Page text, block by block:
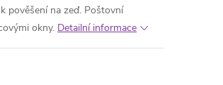
pověšení na zeď. Poštovní
okny. Detailní informace